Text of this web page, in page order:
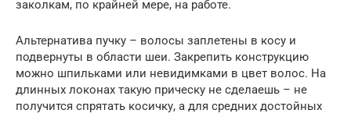
заколкам, по крайней мере, на работе.
Альтернатива пучку – волосы заплетены в косу и
подвернуты в области шеи. Закрепить конструкцию
можно шпильками или невидимками в цвет волос. На
длинных локонах такую прическу не сделаешь – не
получится спрятать косичку, а для средних достойных